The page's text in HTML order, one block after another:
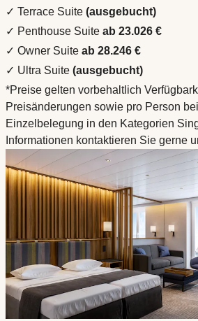
✓ Terrace Suite (ausgebucht)
✓ Penthouse Suite ab 23.026 €
✓ Owner Suite ab 28.246 €
✓ Ultra Suite (ausgebucht)
*Preise gelten vorbehaltlich
Preisänderungen sowie pro Person
Einzelbelegung in den Kategorien
Informationen kontaktieren Sie gerne